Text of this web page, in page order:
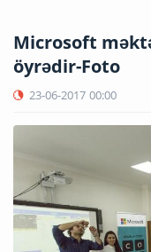
Microsoft
öyrədir-Foto
23-06-2017 00:00